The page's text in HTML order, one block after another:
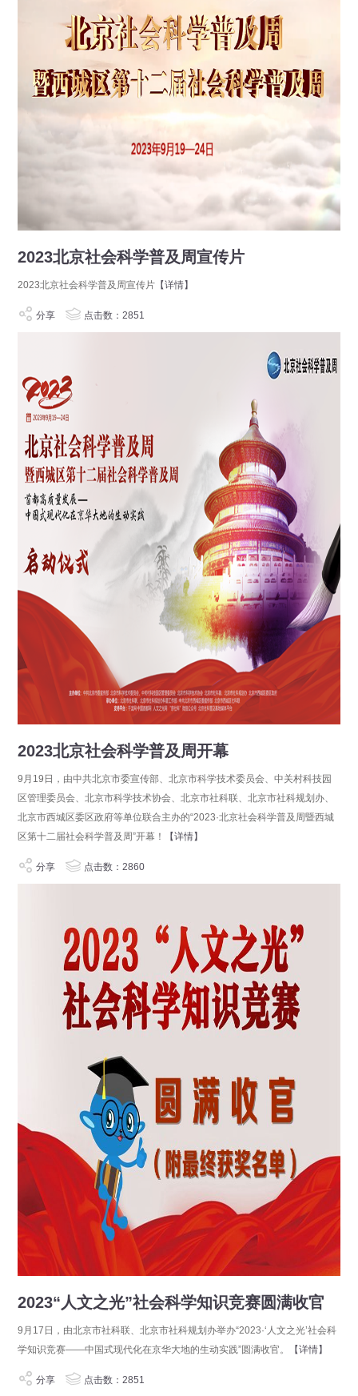
2023北京社会科学普及周宣传片
2023北京社会科学普及周宣传片【详情】
分享 点击数：2851
2023北京社会科学普及周开幕
9月19日，由中共北京市委宣传部、北京市科学技术委员会、中关村科技园
区管理委员会、北京市科学技术协会、北京市社科联、北京市社科规划办、
北京市西城区委区政府等单位联合主办的“2023·北京社会科学普及周暨西城
区第十二届社会科学普及周”开幕！
【详情】
分享 点击数：2860
2023“人文之光”社会科学知识竞赛圆满收官
9月17日，由北京市社科联、北京市社科规划办举办“2023·‘人文之光’社会科
学知识竞赛——中国式现代化在京华大地的生动实践”圆满收官。
【详情】
分享 点击数：2851